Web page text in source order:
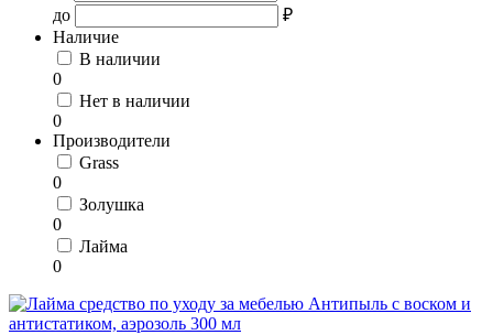
до
₽
Наличие
В наличии
0
Нет в наличии
0
Производители
Grass
0
Золушка
0
Лайма
0